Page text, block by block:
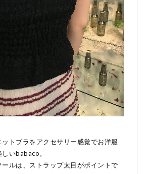
トブラをアクセサリー感覚でお洋服
いbabaco。
ルは、ストラップ太目がポイントで